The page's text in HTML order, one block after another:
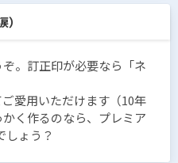
。訂正印が必要なら「ネ
愛用いただけます（10年
く作るのなら、プレミア
しょう？